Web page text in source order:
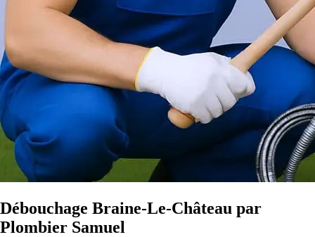
Débouchage Braine-Le-Château par
Plombier Samuel